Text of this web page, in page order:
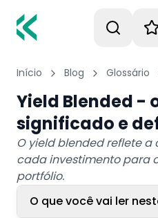
Início Blog Glossário
Yield Blended -
significado e
O yield blended reflete
cada investimento para
portfólio.
O que você vai ler